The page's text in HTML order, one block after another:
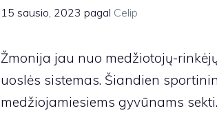
15 sausio, 2023 pagal Celip
Žmonija jau nuo medžiotojų-
uoslės sistemas. Šiandien
medžiojamiesiems gyvūnams